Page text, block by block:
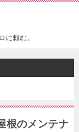
に頼む。
根のメンテナ